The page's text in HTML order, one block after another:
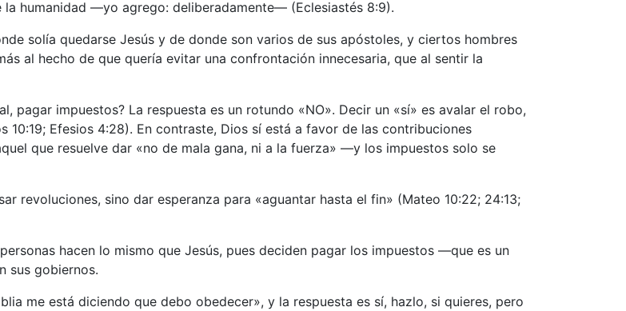
humanidad —yo agrego: deliberadamente— (Eclesiastés 8:9).
solía quedarse Jesús y de donde son varios de sus apóstoles, y ciertos hombres
al hecho de que quería evitar una confrontación innecesaria, que al sentir la
pagar impuestos? La respuesta es un rotundo «NO». Decir un «sí» es avalar el robo,
10:19; Efesios 4:28). En contraste, Dios sí está a favor de las contribuciones
que resuelve dar «no de mala gana, ni a la fuerza» —y los impuestos solo se
revoluciones, sino dar esperanza para «aguantar hasta el fin» (Mateo 10:22; 24:13;
hacen lo mismo que Jesús, pues deciden pagar los impuestos —que es un
sus gobiernos.
me está diciendo que debo obedecer», y la respuesta es sí, hazlo, si quieres, pero